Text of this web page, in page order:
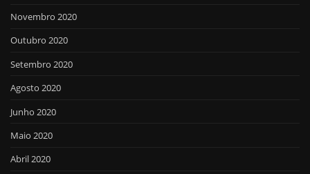
Novembro 2020
Outubro 2020
Setembro 2020
Agosto 2020
Junho 2020
Maio 2020
Abril 2020